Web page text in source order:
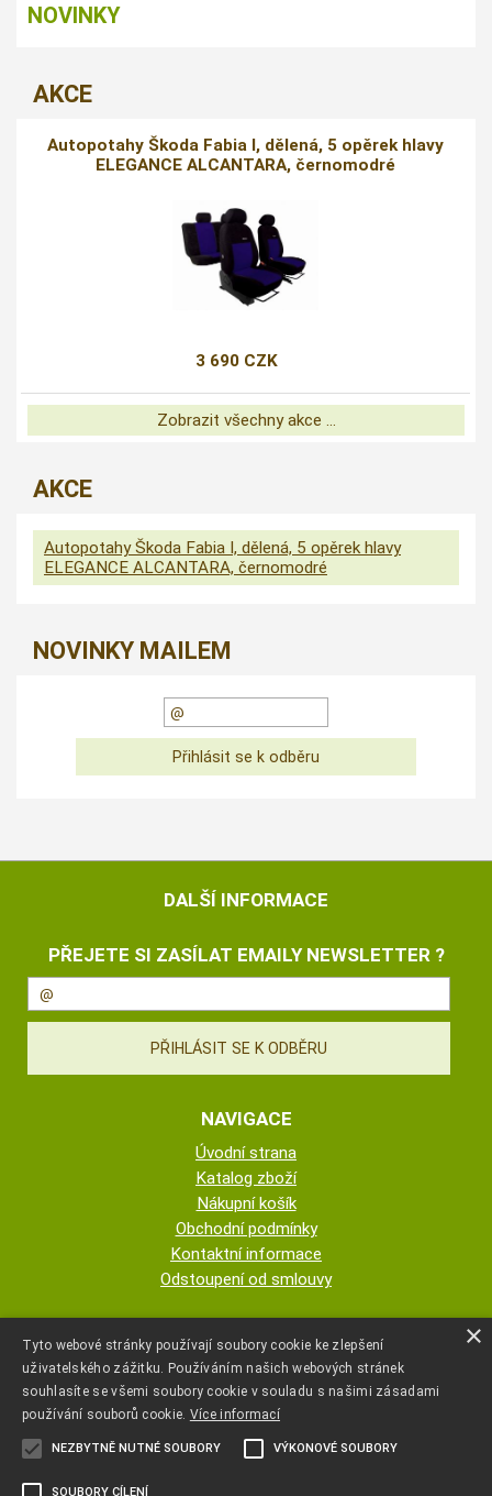
NOVINKY
AKCE
Autopotahy Škoda Fabia I, dělená, 5 opěrek hlavy
ELEGANCE ALCANTARA, černomodré
3 690 CZK
Zobrazit všechny akce ...
AKCE
Autopotahy Škoda Fabia I, dělená, 5 opěrek hlavy
ELEGANCE ALCANTARA, černomodré
NOVINKY MAILEM
DALŠÍ INFORMACE
PŘEJETE SI ZASÍLAT EMAILY NEWSLETTER ?
NAVIGACE
Úvodní strana
Katalog zboží
Nákupní košík
Obchodní podmínky
Kontaktní informace
Odstoupení od smlouvy
AUTOPOTAHY NOVOTNÝ - KRISTA
NOVOTNÁ
+420 777 107 600
×
Tyto webové stránky používají soubory cookie ke zlepšení
uživatelského zážitku. Používáním našich webových stránek
souhlasíte se všemi soubory cookie v souladu s našimi zásadami
používání souborů cookie. Více informací
NEZBYTNĚ NUTNÉ SOUBORY VÝKONOVÉ SOUBORY
SOUBORY CÍLENÍ